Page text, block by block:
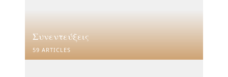
Συνεντεύξεις
59 ARTICLES